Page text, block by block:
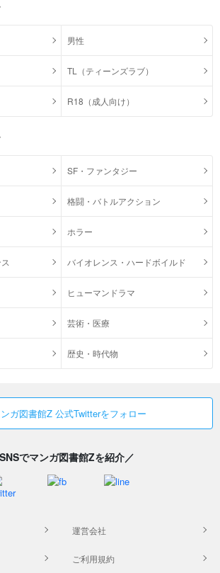
男性
TL（ティーンズラブ）
R18（成人向け）
SF・ファンタジー
格闘・バトルアクション
ホラー
バイオレンス・ハードボイルド
ヒューマンドラマ
芸術・医療
歴史・時代物
ガ図書館Z 公式Twitterをフォロー
でマンガ図書館Zを紹介／
運営会社
ご利用規約